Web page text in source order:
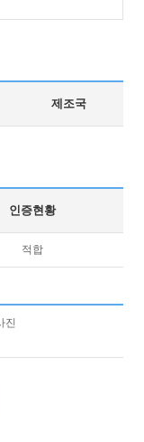
제조국
인증현황
적합